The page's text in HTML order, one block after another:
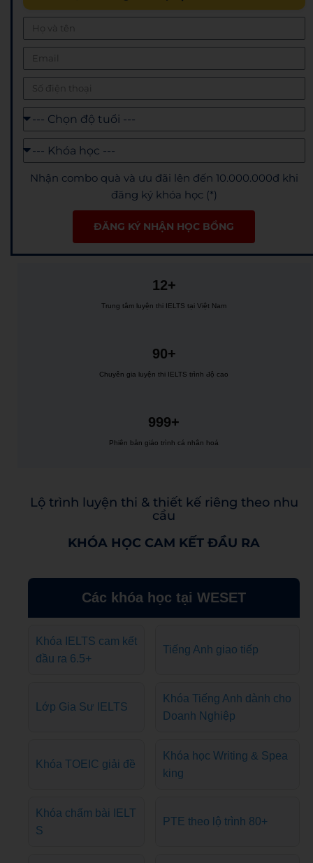
Nhận combo quà và ưu đãi lên đến 10.000.000đ khi
đăng ký khóa học (*)
ĐĂNG KÝ NHẬN HỌC BỔNG
12+
Trung tâm luyện thi IELTS tại Việt Nam
90+
Chuyên gia luyện thi IELTS trình độ cao
999+
Phiên bản giáo trình cá nhân hoá
Lộ trình luyện thi & thiết kế riêng theo nhu
cầu
KHÓA HỌC CAM KẾT ĐẦU RA
Các khóa học tại WESET
Khóa IELTS cam kết
đầu ra 6.5+
Tiếng Anh giao tiếp
Lớp Gia Sư IELTS
Khóa Tiếng Anh dành cho
Doanh Nghiệp
Khóa TOEIC giải đề
Khóa học Writing & Spea
king
Khóa chấm bài IELT
S
PTE theo lộ trình 80+